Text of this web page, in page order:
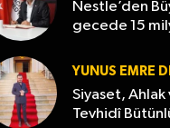
zama
gelec
ek?
Nestle’den
gecede 15
YUNUS EMRE
Siyaset, Ahlak
Tevhidî